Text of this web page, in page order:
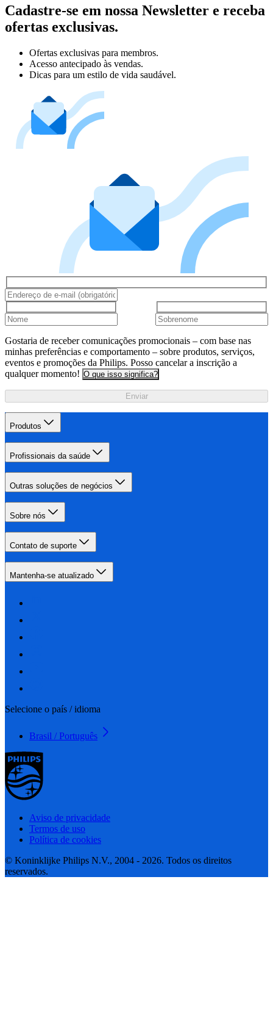
Cadastre-se em nossa Newsletter e receba
ofertas exclusivas.
Ofertas exclusivas para membros.
Acesso antecipado às vendas.
Dicas para um estilo de vida saudável.
Gostaria de receber comunicações promocionais – com base nas
minhas preferências e comportamento – sobre produtos, serviços,
eventos e promoções da Philips. Posso cancelar a inscrição a
qualquer momento! O que isso significa?
Enviar
Produtos
Profissionais da saúde
Outras soluções de negócios
Sobre nós
Contato de suporte
Mantenha-se atualizado
Selecione o país / idioma
Brasil / Português
Aviso de privacidade
Termos de uso
Política de cookies
© Koninklijke Philips N.V., 2004 - 2026. Todos os direitos
reservados.